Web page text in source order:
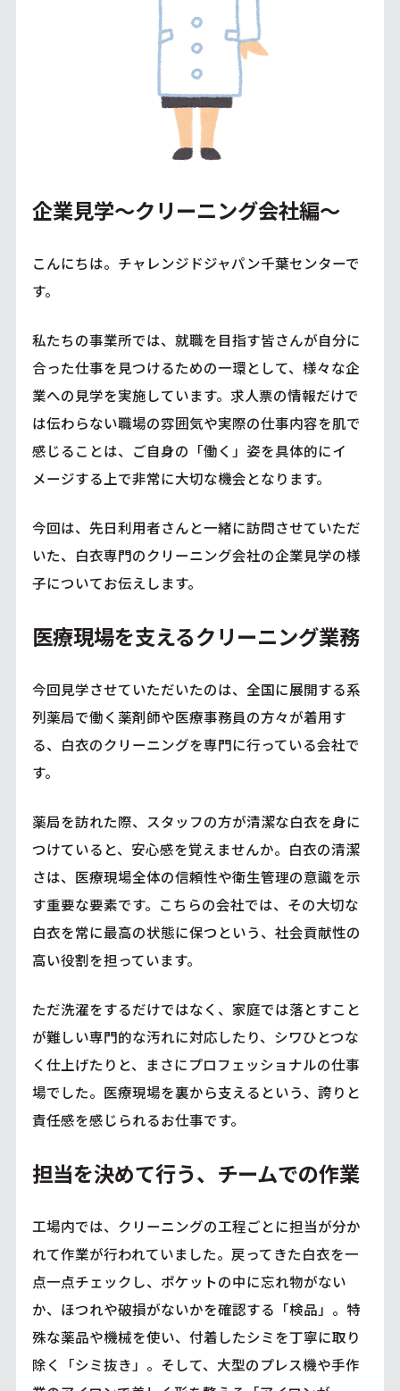
企業見学～クリーニング会社編～
こんにちは。チャレンジドジャパン千葉センターで
す。
私たちの事業所では、就職を目指す皆さんが自分に
合った仕事を見つけるための一環として、様々な企
業への見学を実施しています。求人票の情報だけで
は伝わらない職場の雰囲気や実際の仕事内容を肌で
感じることは、ご自身の「働く」姿を具体的にイ
メージする上で非常に大切な機会となります。
今回は、先日利用者さんと一緒に訪問させていただ
いた、白衣専門のクリーニング会社の企業見学の様
子についてお伝えします。
医療現場を支えるクリーニング業務
今回見学させていただいたのは、全国に展開する系
列薬局で働く薬剤師や医療事務員の方々が着用す
る、白衣のクリーニングを専門に行っている会社で
す。
薬局を訪れた際、スタッフの方が清潔な白衣を身に
つけていると、安心感を覚えませんか。白衣の清潔
さは、医療現場全体の信頼性や衛生管理の意識を示
す重要な要素です。こちらの会社では、その大切な
白衣を常に最高の状態に保つという、社会貢献性の
高い役割を担っています。
ただ洗濯をするだけではなく、家庭では落とすこと
が難しい専門的な汚れに対応したり、シワひとつな
く仕上げたりと、まさにプロフェッショナルの仕事
場でした。医療現場を裏から支えるという、誇りと
責任感を感じられるお仕事です。
担当を決めて行う、チームでの作業
工場内では、クリーニングの工程ごとに担当が分か
れて作業が行われていました。戻ってきた白衣を一
点一点チェックし、ポケットの中に忘れ物がない
か、ほつれや破損がないかを確認する「検品」。特
殊な薬品や機械を使い、付着したシミを丁寧に取り
除く「シミ抜き」。そして、大型のプレス機や手作